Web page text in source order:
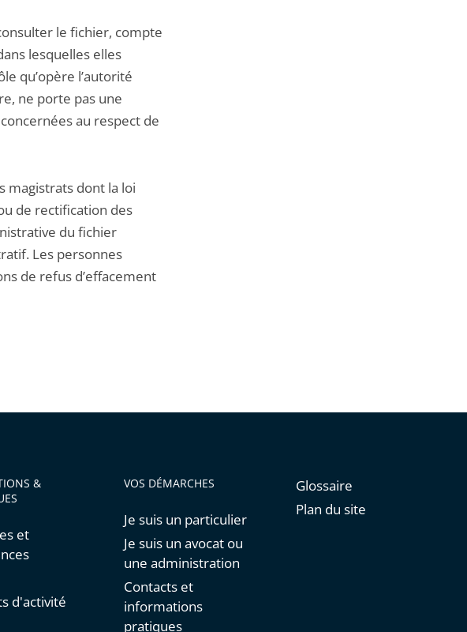
le fichier, compte
lesquelles elles
qu’opère l’autorité
ne porte pas une
au respect de
magistrats dont la loi
de rectification des
du fichier
Les personnes
de refus d’effacement
&
et
d'activité
VOS DÉMARCHES
Je suis un particulier
Je suis un avocat ou
une administration
Contacts et
informations
pratiques
Glossaire
Plan du site